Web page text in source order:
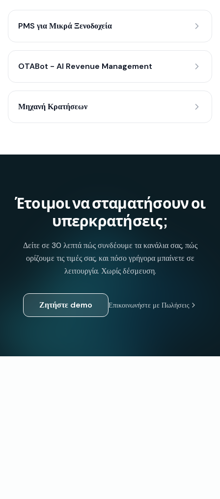
PMS για Μικρά Ξενοδοχεία
OTABot - AI Revenue Management
Μηχανή Κρατήσεων
Έτοιμοι να σταματήσουν οι
υπερκρατήσεις;
Δείτε σε 30 λεπτά πώς συνδέουμε τα κανάλια σας, πώς
ορίζουμε τις τιμές σας, και πόσο γρήγορα μπαίνετε σε
λειτουργία. Χωρίς δέσμευση.
Ζητήστε demo Επικοινωνήστε με Πωλήσεις